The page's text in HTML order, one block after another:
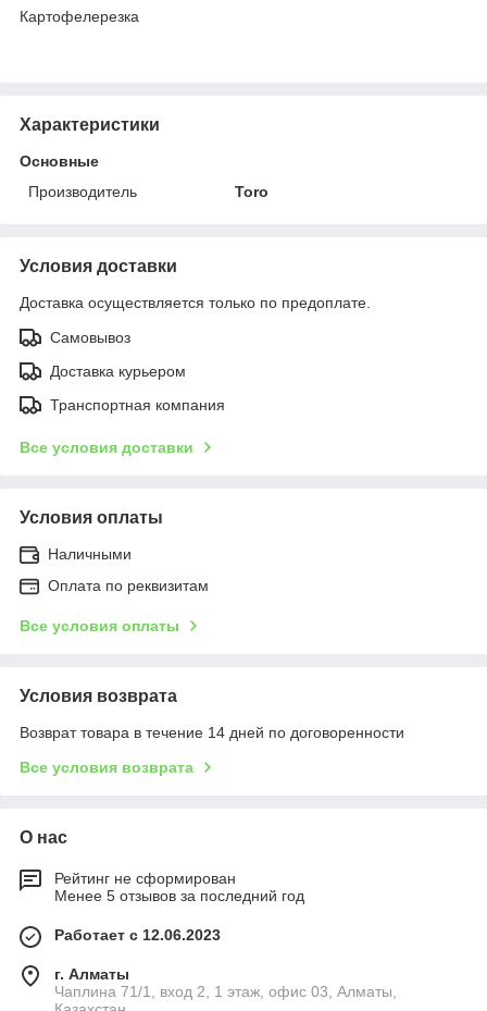
Картофелерезка
Характеристики
Основные
Производитель
Toro
Условия доставки
Доставка осуществляется только по предоплате.
Самовывоз
Доставка курьером
Транспортная компания
Все условия доставки
Условия оплаты
Наличными
Оплата по реквизитам
Все условия оплаты
Условия возврата
Возврат товара в течение 14 дней по договоренности
Все условия возврата
О нас
Рейтинг не сформирован
Менее 5 отзывов за последний год
Работает с 12.06.2023
г. Алматы
Чаплина 71/1, вход 2, 1 этаж, офис 03, Алматы,